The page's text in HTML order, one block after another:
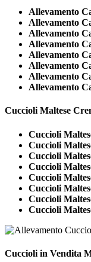
Allevamento
Allevamento
Allevamento
Allevamento
Allevamento
Allevamento
Allevamento
Allevamento
Cuccioli Maltese
Cuccioli
Cuccioli
Cuccioli
Cuccioli
Cuccioli
Cuccioli
Cuccioli
Cuccioli
Cuccioli in Vendita